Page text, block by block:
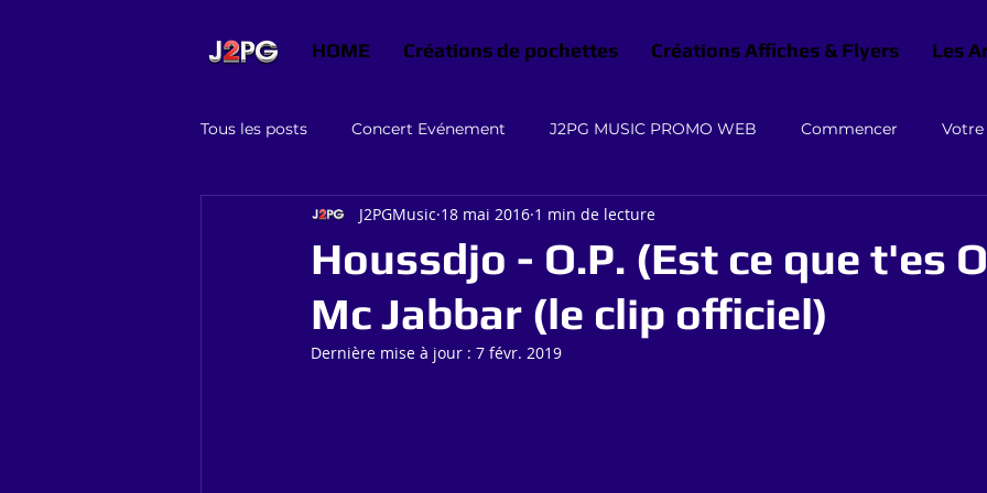
HOME Créations de pochettes Créations Affiches & Flyers Les
Tous les posts Concert Evénement J2PG MUSIC PROMO WEB Commencer
Graphisme conseils Jeux
Houssdjo - O.P. (Est ce que t'es
Mc Jabbar (le clip officiel)
J2PGMusic 18 mai 2016 1 min de lecture
Dernière mise à jour : 7 févr. 2019